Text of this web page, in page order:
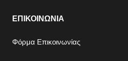
ΕΠΙΚΟΙΝΩΝΙΑ
Φόρμα Επικοινωνίας